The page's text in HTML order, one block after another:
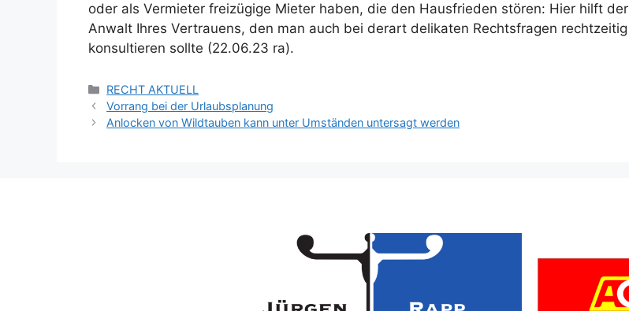
oder als Vermieter freizügige Mieter haben, die den Hausfrieden stören: Hier hilft der
Anwalt Ihres Vertrauens, den man auch bei derart delikaten Rechtsfragen rechtzeitig
konsultieren sollte (22.06.23 ra).
RECHT AKTUELL
Vorrang bei der Urlaubsplanung
Anlocken von Wildtauben kann unter Umständen untersagt werden